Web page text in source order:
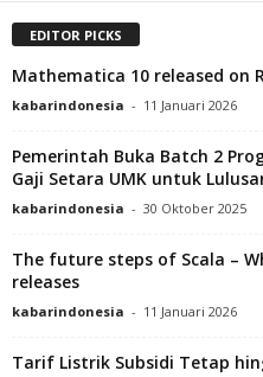
EDITOR PICKS
Mathematica 10 released on
kabarindonesia - 11 Januari 2026
Pemerintah Buka Batch 2
Gaji Setara UMK untuk
kabarindonesia - 30 Oktober 2025
The future steps of Scala –
releases
kabarindonesia - 11 Januari 2026
Tarif Listrik Subsidi Tetap